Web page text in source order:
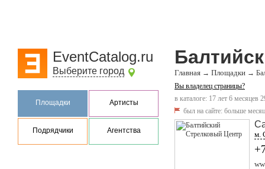
EventCatalog.ru
Выберите город
Площадки Артисты
Подрядчики Агентства
Главная → Площадки →
Вы владелец страницы?
в каталоге: 17 лет 6 месяцев
был на сайте: больше
м.